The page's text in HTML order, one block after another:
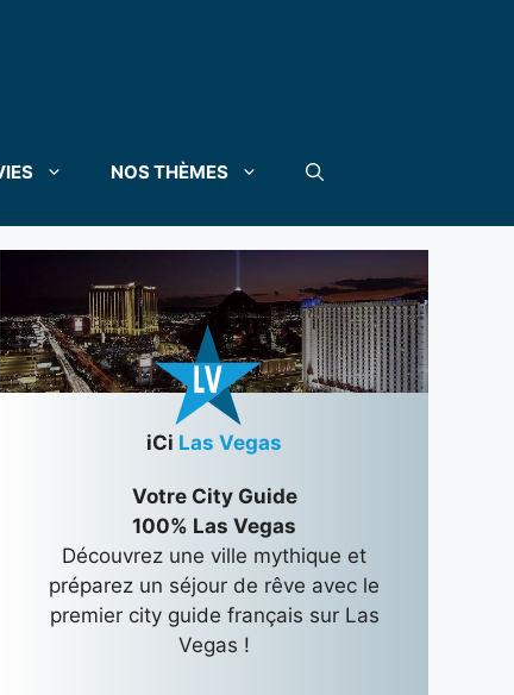
NOS THÈMES
iCi Las Vegas
Votre City Guide
100% Las Vegas
Découvrez une ville mythique et
préparez un séjour de rêve avec le
premier city guide français sur Las
Vegas !